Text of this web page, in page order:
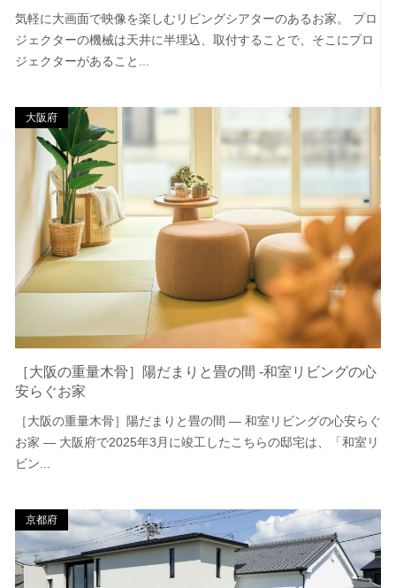
気軽に大画面で映像を楽しむリビングシアターのあるお家。 プロ
ジェクターの機械は天井に半埋込、取付することで、そこにプロ
ジェクターがあること...
大阪府
［大阪の重量木骨］陽だまりと畳の間 -和室リビングの心
安らぐお家
［大阪の重量木骨］陽だまりと畳の間 ― 和室リビングの心安らぐ
お家 ― 大阪府で2025年3月に竣工したこちらの邸宅は、「和室リ
ビン...
京都府